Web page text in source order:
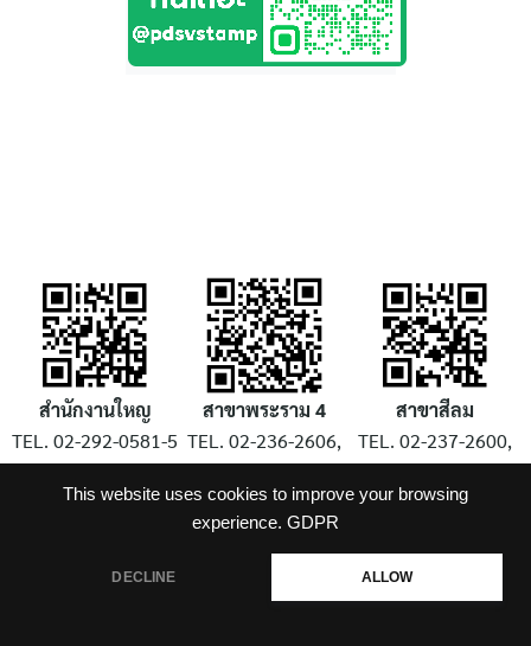
This website uses cookies to improve your browsing
experience. GDPR
DECLINE ALLOW
สำนักงานใหญ
TEL. 02-292-0581-5
FAX. 02-292-0580
info@pds.co.th
สาขาพระราม 4
TEL. 02-236-2606,
236-2701, 236-2742
FAX. 02-238-2977
rama4@pds.co.th
สาขาสีลม
TEL. 02-237-2600,
FAX. 02-630-6187
silom@pds.co.th